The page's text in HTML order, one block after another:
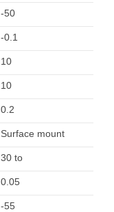
-50
-0.1
10
10
0.2
Surface mount
30 to
0.05
-55